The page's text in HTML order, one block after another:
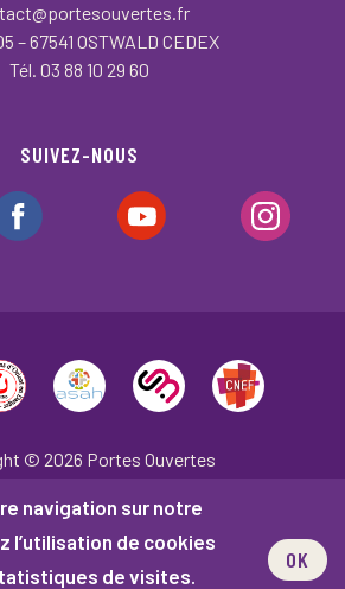
navigation sur notre
l’utilisation de cookies
de visites.
OK
– 67541 OSTWALD CEDEX
Tél. 03 88 10 29 60
SUIVEZ-NOUS
© 2026 Portes Ouvertes
site
Mentions légales
de confidentialité